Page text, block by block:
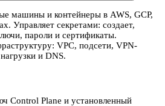
машины и контейнеры в AWS, GCP,
Управляет секретами: создает,
пароли и сертификаты.
VPC, подсети, VPN-
и DNS.
Control Plane и установленный